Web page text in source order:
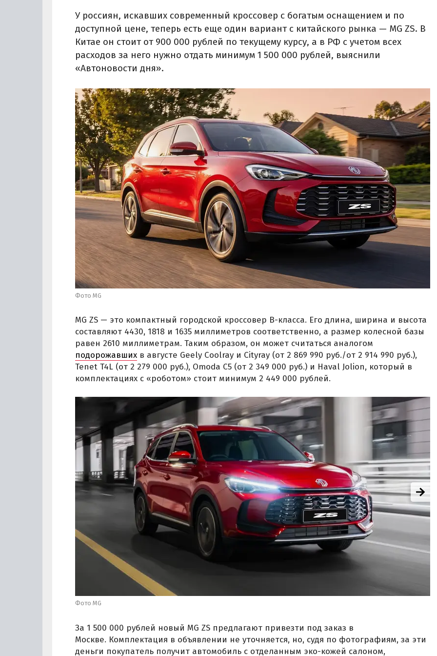
У россиян, искавших современный кроссовер с богатым оснащением и по
доступной цене, теперь есть еще один вариант с китайского рынка — MG ZS. В
Китае он стоит от 900 000 рублей по текущему курсу, а в РФ с учетом всех
расходов за него нужно отдать минимум 1 500 000 рублей, выяснили
«Автоновости дня».
Фото MG
MG ZS — это компактный городской кроссовер B-класса. Его длина, ширина и высота
составляют 4430, 1818 и 1635 миллиметров соответственно, а размер колесной базы
равен 2610 миллиметрам. Таким образом, он может считаться аналогом
подорожавших в августе Geely Coolray и Cityray (от 2 869 990 руб./от 2 914 990 руб.),
Tenet T4L (от 2 279 000 руб.), Omoda C5 (от 2 349 000 руб.) и Haval Jolion, который в
комплектациях с «роботом» стоит минимум 2 449 000 рублей.
Фото MG
За 1 500 000 рублей новый MG ZS предлагают привезти под заказ в
Москве. Комплектация в объявлении не уточняется, но, судя по фотографиям, за эти
деньги покупатель получит автомобиль с отделанным эко-кожей салоном,